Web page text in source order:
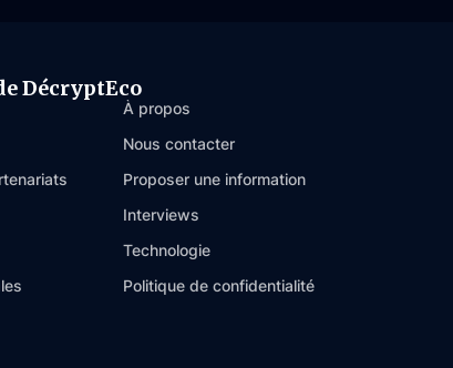
DécryptEco
À propos
Nous contacter
Proposer une information
Interviews
Technologie
Politique de confidentialité